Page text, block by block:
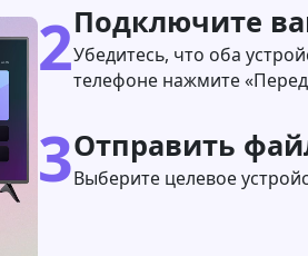
2Подключите
Убедитесь, что оба
телефоне нажмите
3Отправить
Выберите целевое